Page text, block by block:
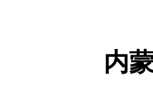
内